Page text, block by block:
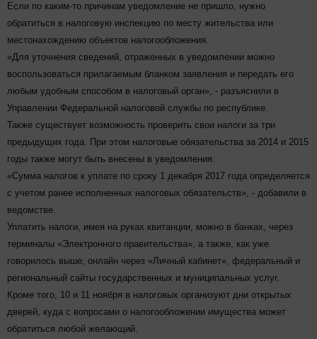
Если по каким-то причинам уведомление не пришло, нужно
обратиться в налоговую инспекцию по месту жительства или
местонахождению объектов налогообложения.
«Для уточнения сведений, отраженных в уведомлении можно
воспользоваться прилагаемым бланком заявления и передать его
любым удобным способом в налоговый орган», - разъяснили в
Управлении Федеральной налоговой службы по республике.
Также существует возможность проверить свои налоги за три
предыдущих года. При этом налоговые обязательства за 2014 и 2015
годы также могут быть внесены в уведомления.
«Сумма налогов к уплате по сроку 1 декабря 2017 года определяется
с учетом ранее исполненных налоговых обязательств», - добавили в
ведомстве.
Уплатить налоги, имея на руках квитанции, можно в банках, через
терминалы «Электронного правительства», а также, как уже
говорилось выше, онлайн через «Личный кабинет», федеральный и
региональный сайты государственных и муниципальных услуг.
Кроме того, 10 и 11 ноября в налоговых организуют дни открытых
дверей, куда с вопросами о налогообложении имущества может
обратиться любой желающий.